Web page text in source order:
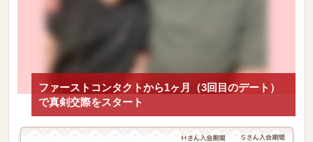
ファーストコンタクトから1ヶ月（3回目のデート）
で真剣交際をスタート